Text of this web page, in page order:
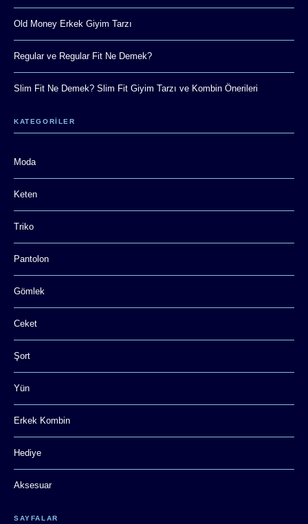
Old Money Erkek Giyim Tarzı
Regular ve Regular Fit Ne Demek?
Slim Fit Ne Demek? Slim Fit Giyim Tarzı ve Kombin Önerileri
KATEGORİLER
Moda
Keten
Triko
Pantolon
Gömlek
Ceket
Şort
Yün
Erkek Kombin
Hediye
Aksesuar
SAYFALAR